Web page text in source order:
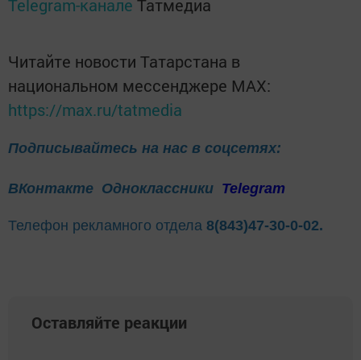
Telegram-канале Татмедиа
Читайте новости Татарстана в
национальном мессенджере MАХ:
https://max.ru/tatmedia
Подписывайтесь на нас в соцсетях:
ВКонтакте Одноклассники Telegram
Телефон рекламного отдела 8(843)47-30-0-02.
Оставляйте реакции